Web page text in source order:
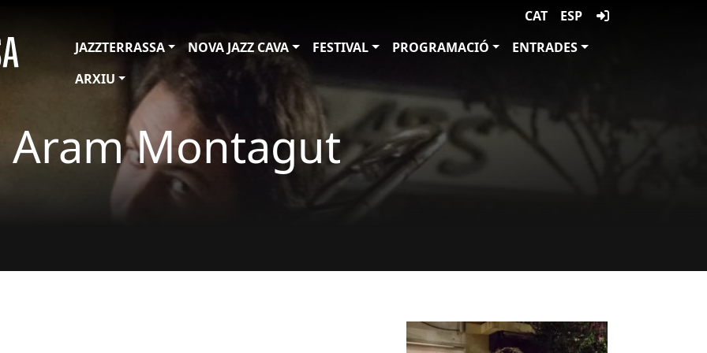
CAT
ESP
JAZZTERRASSA
NOVA JAZZ CAVA FESTIVAL PROGRAMACIÓ
ENTRADES
ARXIU
Aram Montagut
Imatges
Image